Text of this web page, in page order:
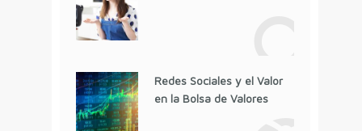
Redes Sociales y el Valor
en la Bolsa de Valores